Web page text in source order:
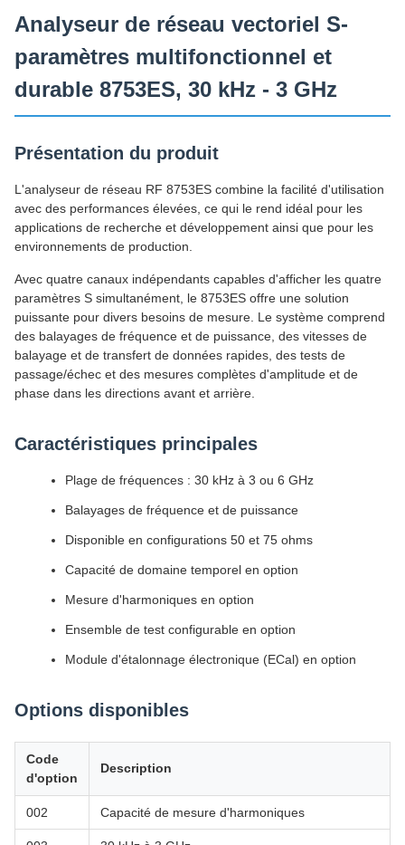
Analyseur de réseau vectoriel S-
paramètres multifonctionnel et
durable 8753ES, 30 kHz - 3 GHz
Présentation du produit
L'analyseur de réseau RF 8753ES combine la facilité d'utilisation
avec des performances élevées, ce qui le rend idéal pour les
applications de recherche et développement ainsi que pour les
environnements de production.
Avec quatre canaux indépendants capables d'afficher les quatre
paramètres S simultanément, le 8753ES offre une solution
puissante pour divers besoins de mesure. Le système comprend
des balayages de fréquence et de puissance, des vitesses de
balayage et de transfert de données rapides, des tests de
passage/échec et des mesures complètes d'amplitude et de
phase dans les directions avant et arrière.
Caractéristiques principales
Plage de fréquences : 30 kHz à 3 ou 6 GHz
Balayages de fréquence et de puissance
Disponible en configurations 50 et 75 ohms
Capacité de domaine temporel en option
Mesure d'harmoniques en option
Ensemble de test configurable en option
Module d'étalonnage électronique (ECal) en option
Options disponibles
Code
d'option
Description
002 Capacité de mesure d'harmoniques